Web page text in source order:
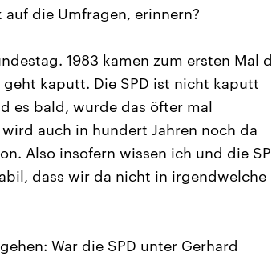
die Umfragen, erinnern?
1983 kamen zum ersten Mal
kaputt. Die SPD ist nicht kaputt
es bald, wurde das öfter mal
auch in hundert Jahren noch da
Also insofern wissen ich und die
dass wir da nicht in irgendwelche
War die SPD unter Gerhard